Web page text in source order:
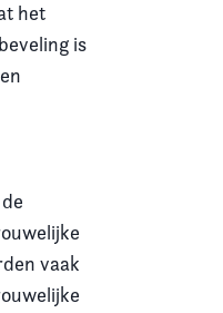
het
is
vaak